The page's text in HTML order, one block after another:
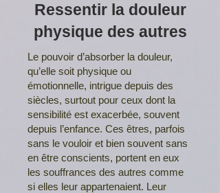
Ressentir la douleur
physique des autres
Le pouvoir d’absorber la douleur,
qu’elle soit physique ou
émotionnelle, intrigue depuis des
siècles, surtout pour ceux dont la
sensibilité est exacerbée, souvent
depuis l’enfance. Ces êtres, parfois
sans le vouloir et bien souvent sans
en être conscients, portent en eux
les souffrances des autres comme
si elles leur appartenaient. Leur